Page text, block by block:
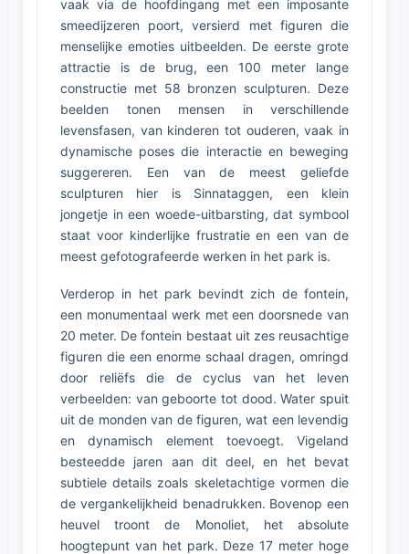
vaak via de hoofdingang met een imposante
smeedijzeren poort, versierd met figuren die
menselijke emoties uitbeelden. De eerste grote
attractie is de brug, een 100 meter lange
constructie met 58 bronzen sculpturen. Deze
beelden tonen mensen in verschillende
levensfasen, van kinderen tot ouderen, vaak in
dynamische poses die interactie en beweging
suggereren. Een van de meest geliefde
sculpturen hier is Sinnataggen, een klein
jongetje in een woede-uitbarsting, dat symbool
staat voor kinderlijke frustratie en een van de
meest gefotografeerde werken in het park is.
Verderop in het park bevindt zich de fontein,
een monumentaal werk met een doorsnede van
20 meter. De fontein bestaat uit zes reusachtige
figuren die een enorme schaal dragen, omringd
door reliëfs die de cyclus van het leven
verbeelden: van geboorte tot dood. Water spuit
uit de monden van de figuren, wat een levendig
en dynamisch element toevoegt. Vigeland
besteedde jaren aan dit deel, en het bevat
subtiele details zoals skeletachtige vormen die
de vergankelijkheid benadrukken. Bovenop een
heuvel troont de Monoliet, het absolute
hoogtepunt van het park. Deze 17 meter hoge